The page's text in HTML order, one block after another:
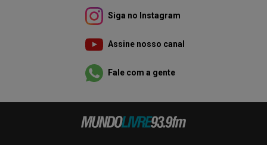
Siga no Instagram
Assine nosso canal
Fale com a gente